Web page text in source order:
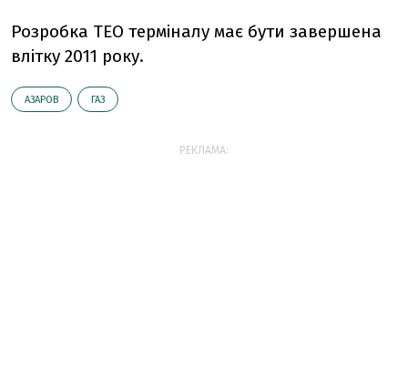
Розробка ТЕО терміналу має бути завершена
влітку 2011 року.
АЗАРОВ ГАЗ
РЕКЛАМА: